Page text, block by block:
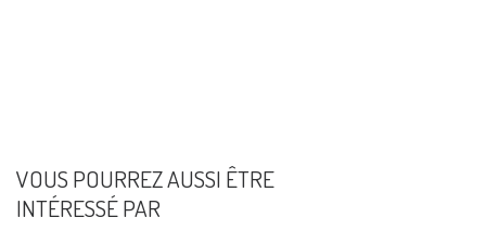
VOUS POURREZ AUSSI ÊTRE
INTÉRESSÉ PAR